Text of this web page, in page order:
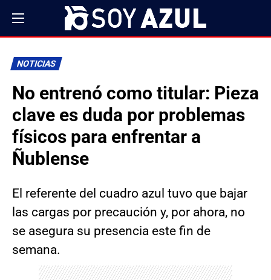
NOTICIAS
No entrenó como titular: Pieza
clave es duda por problemas
físicos para enfrentar a
Ñublense
El referente del cuadro azul tuvo que bajar
las cargas por precaución y, por ahora, no
se asegura su presencia este fin de
semana.